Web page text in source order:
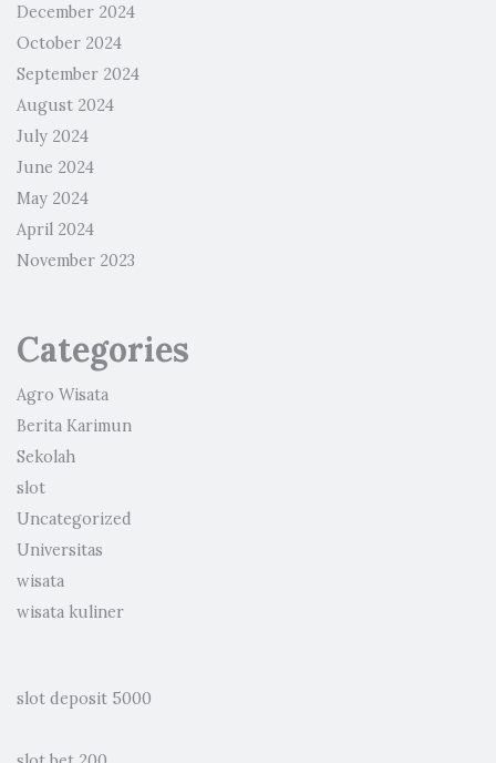
December 2024
October 2024
September 2024
August 2024
July 2024
June 2024
May 2024
April 2024
November 2023
Categories
Agro Wisata
Berita Karimun
Sekolah
slot
Uncategorized
Universitas
wisata
wisata kuliner
slot deposit 5000